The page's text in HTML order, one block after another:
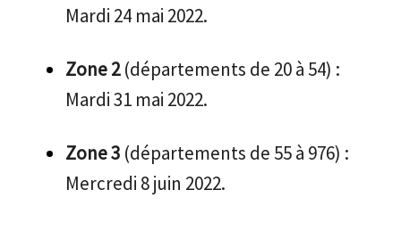
Mardi 24 mai 2022.
Zone 2(départements de 20 à 54) :
Mardi 31 mai 2022.
Zone 3 (départements de 55 à 976) :
Mercredi 8 juin 2022.